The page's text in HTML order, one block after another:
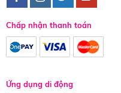
Chấp nhận thanh toán
Ứng dụng di động